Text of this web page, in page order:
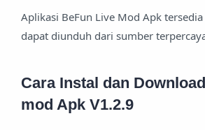
Aplikasi BeFun Live Mod Apk
dapat diunduh dari sumber
Cara Instal dan
mod Apk V1.2.9